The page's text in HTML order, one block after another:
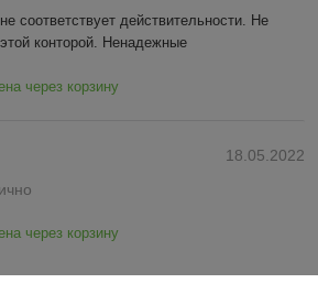
соответствует действительности. Не
конторой. Ненадежные
через корзину
18.05.2022
через корзину